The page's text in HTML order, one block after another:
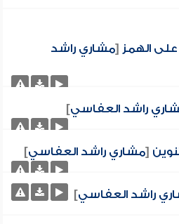
الهمز [مشاري راشد
راشد العفاسي]
[مشاري راشد العفاسي]
راشد العفاسي]